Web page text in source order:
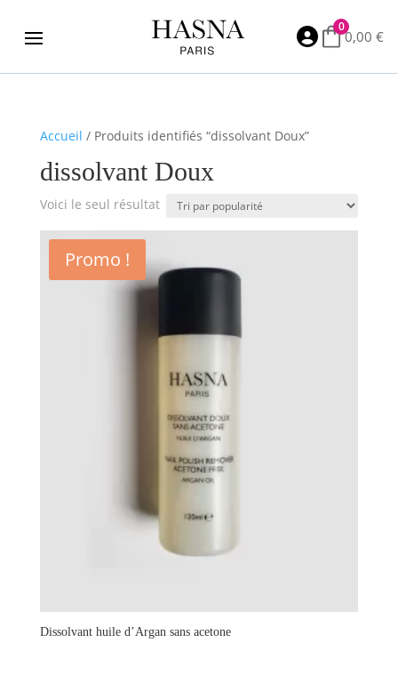
 0
0,00 €
Accueil / Produits identifiés “dissolvant Doux”
dissolvant Doux
Voici le seul résultat
Promo !
Dissolvant huile d’Argan sans acetone